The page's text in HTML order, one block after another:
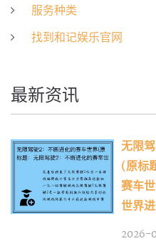
服务种类
找到和记娱乐官网
最新资讯
无限
(原标
赛车
世界
2026-